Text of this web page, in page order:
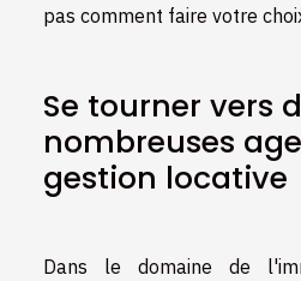
pas comment faire votre
Se tourner vers
nombreuses
gestion locative
Dans le domaine de